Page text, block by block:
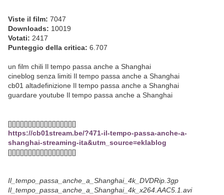
Viste il film: 7047
Downloads: 10019
Votati: 2417
Punteggio della critica: 6.707
un film chili Il tempo passa anche a Shanghai
cineblog senza limiti Il tempo passa anche a Shanghai
cb01 altadefinizione Il tempo passa anche a Shanghai
guardare youtube Il tempo passa anche a Shanghai
[][][][][][][][][][][][][][][][][]
https://cb01stream.be/?471-il-tempo-passa-anche-a-
shanghai-streaming-ita&utm_source=eklablog
[][][][][][][][][][][][][][][][][]
Il_tempo_passa_anche_a_Shanghai_4k_DVDRip.3gp
Il_tempo_passa_anche_a_Shanghai_4k_x264.AAC5.1.avi